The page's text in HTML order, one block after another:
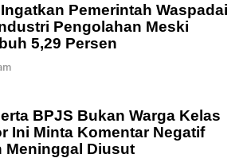
Pemerintah Waspadai
Pengolahan Meski
5,29 Persen
BPJS Bukan Warga Kelas
Ini Minta Komentar Negatif
Meninggal Diusut